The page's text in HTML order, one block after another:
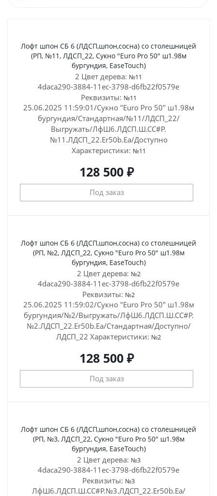
Лофт шпон СБ 6 (ЛДСП,шпон,сосна) со столешницей
(РП, №11, ЛДСП_22, Сукно "Euro Pro 50" ш1.98м
бургундия, EaseTouch)
2 Цвет дерева: №11
4daca290-3884-11ec-3798-d6fb22f0579e
Реквизиты: №11
25.06.2025 11:59:01/Сукно "Euro Pro 50" ш1.98м
бургундия/Стандартная/№11/ЛДСП_22/
Выгружать/ЛфШ6.ЛДСП.Ш.СС#Р.
№11.ЛДСП_22.Er50b.Ea/Доступно
Характеристики: №11
128 500 ₽
Под заказ
Лофт шпон СБ 6 (ЛДСП,шпон,сосна) со столешницей
(РП, №2, ЛДСП_22, Сукно "Euro Pro 50" ш1.98м
бургундия, EaseTouch)
2 Цвет дерева: №2
4daca290-3884-11ec-3798-d6fb22f0579e
Реквизиты: №2
25.06.2025 11:59:02/Сукно "Euro Pro 50" ш1.98м
бургундия/№2/Выгружать/ЛфШ6.ЛДСП.Ш.СС#Р.
№2.ЛДСП_22.Er50b.Ea/Стандартная/Доступно/
ЛДСП_22 Характеристики: №2
128 500 ₽
Под заказ
Лофт шпон СБ 6 (ЛДСП,шпон,сосна) со столешницей
(РП, №3, ЛДСП_22, Сукно "Euro Pro 50" ш1.98м
бургундия, EaseTouch)
2 Цвет дерева: №3
4daca290-3884-11ec-3798-d6fb22f0579e
Реквизиты: №3
ЛфШ6.ЛДСП.Ш.СС#Р.№3.ЛДСП_22.Er50b.Ea/